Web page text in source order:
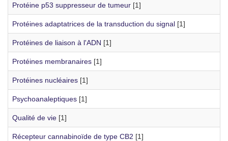
Protéine p53 suppresseur de tumeur [1]
Protéines adaptatrices de la transduction du signal [1]
Protéines de liaison à l'ADN [1]
Protéines membranaires [1]
Protéines nucléaires [1]
Psychoanaleptiques [1]
Qualité de vie [1]
Récepteur cannabinoïde de type CB2 [1]